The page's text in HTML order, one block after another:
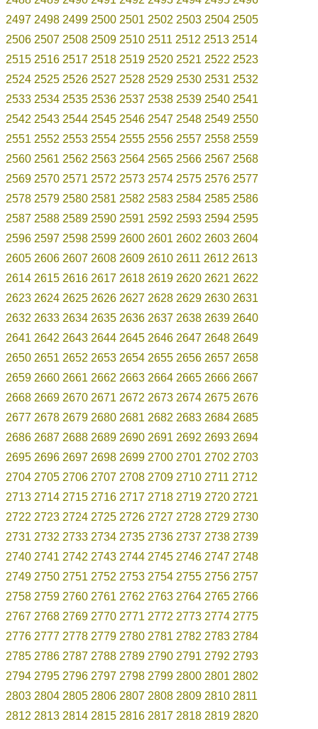
2497 2498 2499 2500 2501 2502 2503 2504 2505
2506 2507 2508 2509 2510 2511 2512 2513 2514
2515 2516 2517 2518 2519 2520 2521 2522 2523
2524 2525 2526 2527 2528 2529 2530 2531 2532
2533 2534 2535 2536 2537 2538 2539 2540 2541
2542 2543 2544 2545 2546 2547 2548 2549 2550
2551 2552 2553 2554 2555 2556 2557 2558 2559
2560 2561 2562 2563 2564 2565 2566 2567 2568
2569 2570 2571 2572 2573 2574 2575 2576 2577
2578 2579 2580 2581 2582 2583 2584 2585 2586
2587 2588 2589 2590 2591 2592 2593 2594 2595
2596 2597 2598 2599 2600 2601 2602 2603 2604
2605 2606 2607 2608 2609 2610 2611 2612 2613
2614 2615 2616 2617 2618 2619 2620 2621 2622
2623 2624 2625 2626 2627 2628 2629 2630 2631
2632 2633 2634 2635 2636 2637 2638 2639 2640
2641 2642 2643 2644 2645 2646 2647 2648 2649
2650 2651 2652 2653 2654 2655 2656 2657 2658
2659 2660 2661 2662 2663 2664 2665 2666 2667
2668 2669 2670 2671 2672 2673 2674 2675 2676
2677 2678 2679 2680 2681 2682 2683 2684 2685
2686 2687 2688 2689 2690 2691 2692 2693 2694
2695 2696 2697 2698 2699 2700 2701 2702 2703
2704 2705 2706 2707 2708 2709 2710 2711 2712
2713 2714 2715 2716 2717 2718 2719 2720 2721
2722 2723 2724 2725 2726 2727 2728 2729 2730
2731 2732 2733 2734 2735 2736 2737 2738 2739
2740 2741 2742 2743 2744 2745 2746 2747 2748
2749 2750 2751 2752 2753 2754 2755 2756 2757
2758 2759 2760 2761 2762 2763 2764 2765 2766
2767 2768 2769 2770 2771 2772 2773 2774 2775
2776 2777 2778 2779 2780 2781 2782 2783 2784
2785 2786 2787 2788 2789 2790 2791 2792 2793
2794 2795 2796 2797 2798 2799 2800 2801 2802
2803 2804 2805 2806 2807 2808 2809 2810 2811
2812 2813 2814 2815 2816 2817 2818 2819 2820